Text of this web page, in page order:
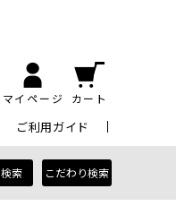
マイページ カート
ご利用ガイド
検索 こだわり検索